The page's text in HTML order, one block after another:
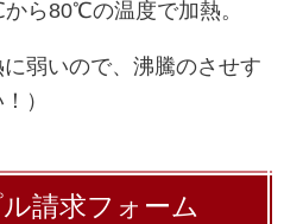
ら80℃の温度で加熱。
に弱いので、沸騰のさせす
）
請求フォーム